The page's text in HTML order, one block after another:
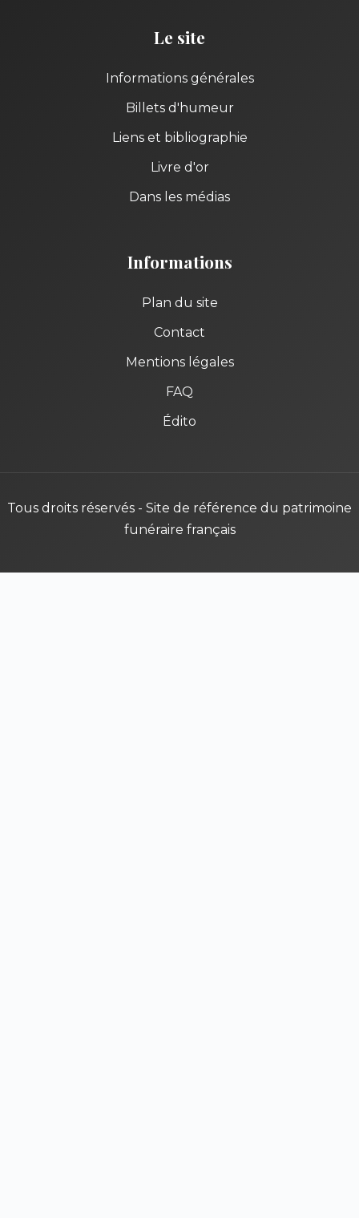
Le site
Informations générales
Billets d'humeur
Liens et bibliographie
Livre d'or
Dans les médias
Informations
Plan du site
Contact
Mentions légales
FAQ
Édito
Tous droits réservés - Site de référence du patrimoine
funéraire français